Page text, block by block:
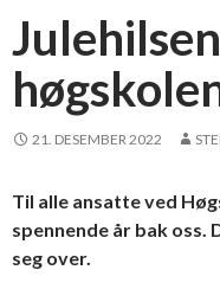
21. DESEMBER 2022
Til alle ansatte ved
spennende år bak oss.
seg over.